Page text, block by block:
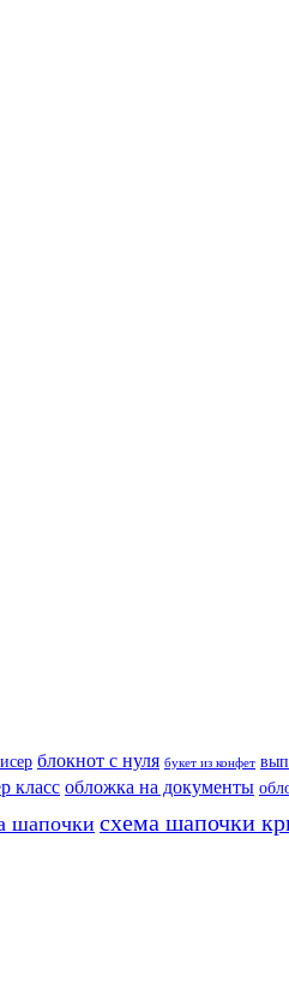
блокнот с нуля букет из конфет
класс обложка на документы
шапочки схема шапочки